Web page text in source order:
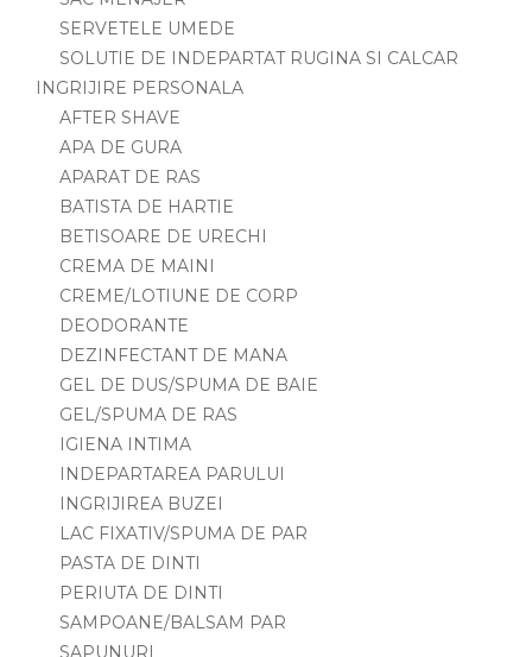
SERVETELE UMEDE
SOLUTIE DE INDEPARTAT RUGINA SI CALCAR
INGRIJIRE PERSONALA
AFTER SHAVE
APA DE GURA
APARAT DE RAS
BATISTA DE HARTIE
BETISOARE DE URECHI
CREMA DE MAINI
CREME/LOTIUNE DE CORP
DEODORANTE
DEZINFECTANT DE MANA
GEL DE DUS/SPUMA DE BAIE
GEL/SPUMA DE RAS
IGIENA INTIMA
INDEPARTAREA PARULUI
INGRIJIREA BUZEI
LAC FIXATIV/SPUMA DE PAR
PASTA DE DINTI
PERIUTA DE DINTI
SAMPOANE/BALSAM PAR
SAPUNURI